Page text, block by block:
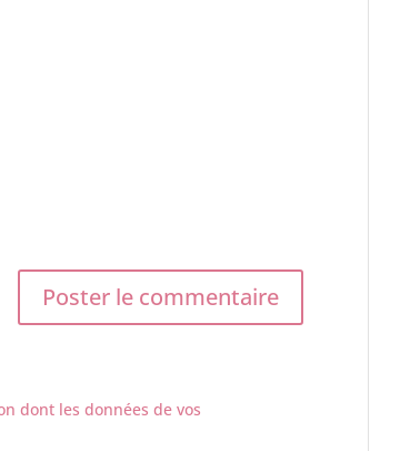
dont les données de vos